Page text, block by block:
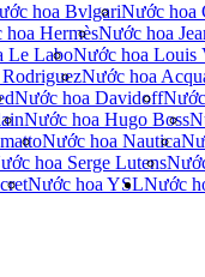
hoa BvlgariNước hoa
hoa HermèsNước hoa
Le LaboNước hoa Louis
Nước hoa
Nước hoa Davidoff
Nước hoa Hugo Boss
Nước hoa Nautica
hoa Serge Lutens
Nước hoa YSLNước